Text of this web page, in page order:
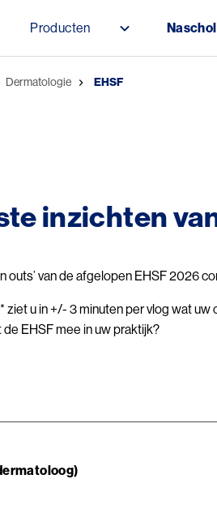
Producten
Dermatologie EHSF
inzichten
outs’ van de afgelopen EHSF 2026
ziet u in +/- 3 minuten per vlog wat
EHSF mee in uw praktijk?